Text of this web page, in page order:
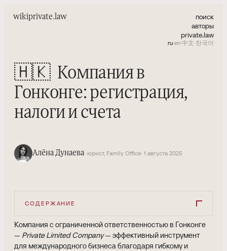
wikiprivate.law
поиск
авторы
private.law
ru·en·中文·한국어
🇭🇰 Компания в
Гонконге: регистрация,
налоги и счета
Алёна Дунаева· юрист, Family Office· 1 августа 2025
СОДЕРЖАНИЕ
Компания с ограниченной ответственностью в Гонконге
— Private Limited Company— эффективный инструмент
для международного бизнеса благодаря гибкому и